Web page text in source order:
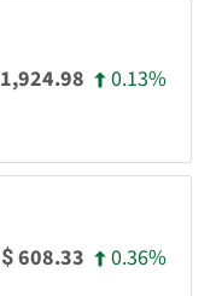
1,924.98 0.13%
$608.33 0.36%